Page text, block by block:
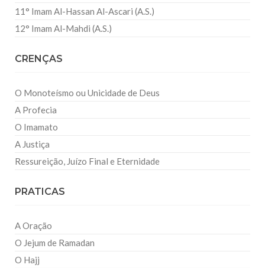
11° Imam Al-Hassan Al-Ascari (A.S.)
12° Imam Al-Mahdi (A.S.)
CRENÇAS
O Monoteísmo ou Unicidade de Deus
A Profecia
O Imamato
A Justiça
Ressureição, Juízo Final e Eternidade
PRATICAS
A Oração
O Jejum de Ramadan
O Hajj